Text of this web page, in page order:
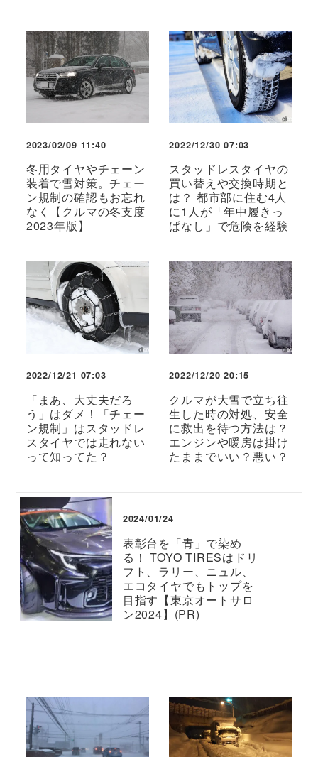
2023/02/09 11:40
冬用タイヤやチェーン
装着で雪対策。チェー
ン規制の確認もお忘れ
なく【クルマの冬支度
2023年版】
2022/12/30 07:03
スタッドレスタイヤの
買い替えや交換時期と
は？ 都市部に住む4人
に1人が「年中履きっ
ぱなし」で危険を経験
2022/12/21 07:03
「まあ、大丈夫だろ
う」はダメ！「チェー
ン規制」はスタッドレ
スタイヤでは走れない
って知ってた？
2022/12/20 20:15
クルマが大雪で立ち往
生した時の対処、安全
に救出を待つ方法は？
エンジンや暖房は掛け
たままでいい？悪い？
2024/01/24
表彰台を「青」で染め
る！ TOYO TIRESはドリ
フト、ラリー、ニュル、
エコタイヤでもトップを
目指す【東京オートサロ
ン2024】(PR)